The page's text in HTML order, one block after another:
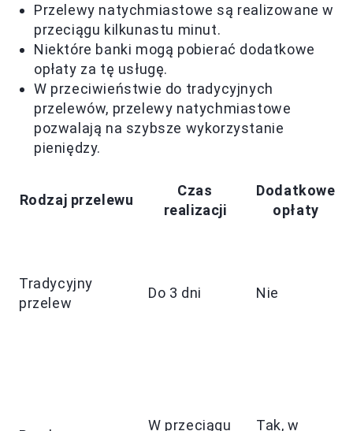
Przelewy natychmiastowe są realizowane w
przeciągu kilkunastu minut.
Niektóre banki mogą pobierać dodatkowe
opłaty za tę usługę.
W przeciwieństwie do tradycyjnych
przelewów, przelewy natychmiastowe
pozwalają na szybsze wykorzystanie
pieniędzy.
Rodzaj przelewu
Czas
realizacji
Dodatkowe
opłaty
Tradycyjny
przelew
Do 3 dni Nie
W przeciągu Tak, w